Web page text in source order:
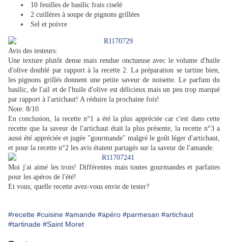
10 feuilles de basilic frais ciselé
2 cuillères à soupe de pignons grillées
Sel et poivre
Avis des testeurs:
Une texture plutôt dense mais rendue onctueuse avec le volume d'huile
d'olive doublé par rapport à la recette 2. La préparation se tartine bien,
les pignons grillés donnent une petite saveur de noisette. Le parfum du
basilic, de l'ail et de l'huile d'olive est délicieux mais un peu trop marqué
par rapport à l'artichaut! A réduire la prochaine fois!
Note: 8/10
En conclusion, la recette n°1 a été la plus appréciée car c'est dans cette
recette que la saveur de l'artichaut était la plus présente, la recette n°3 a
aussi été appréciée et jugée "gourmande" malgré le goût léger d'artichaut,
et pour la recette n°2 les avis étaient partagés sur la saveur de l'amande.
Moi j'ai aimé les trois! Différentes mais toutes gourmandes et parfaites
pour les apéros de l'été!
Et vous, quelle recette avez-vous envie de tester?
#recette #cuisine #amande #apéro #parmesan #artichaut
#tartinade #Saint Moret